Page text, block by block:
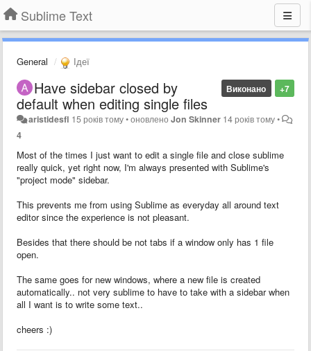
Sublime Text
General Ідеї
+7
Виконано
Have sidebar closed by
default when editing single files
aristidesfl 15 років тому•оновленоJon Skinner 14 років тому•
4
Most of the times I just want to edit a single file and close sublime
really quick, yet right now, I'm always presented with Sublime's
"project mode" sidebar.
This prevents me from using Sublime as everyday all around text
editor since the experience is not pleasant.
Besides that there should be not tabs if a window only has 1 file
open.
The same goes for new windows, where a new file is created
automatically.. not very sublime to have to take with a sidebar when
all I want is to write some text..
cheers :)